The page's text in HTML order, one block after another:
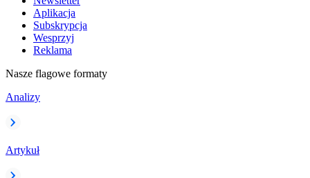
Aplikacja
Subskrypcja
Wesprzyj
Reklama
Nasze flagowe formaty
Analizy
Artykuł